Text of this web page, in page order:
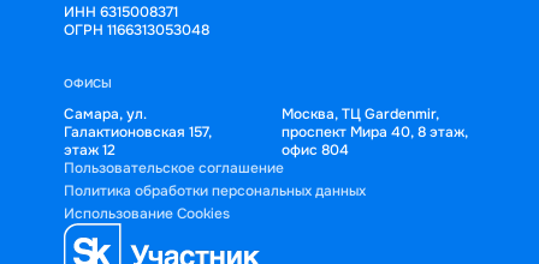
ИНН 6315008371
ОГРН 1166313053048
ОФИСЫ
Самара, ул.
Галактионовская 157,
этаж 12
Москва, ТЦ Gardenmir,
проспект Мира 40, 8 этаж,
офис 804
Пользовательское соглашение
Политика обработки персональных данных
Использование Cookies